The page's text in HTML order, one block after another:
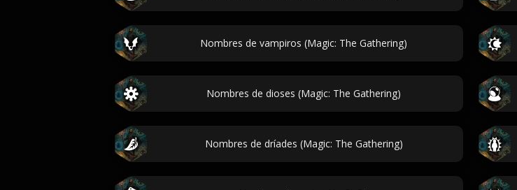
Nombres de vampiros (Magic: The Gathering)
Nombres de dioses (Magic: The Gathering)
Nombres de dríades (Magic: The Gathering)